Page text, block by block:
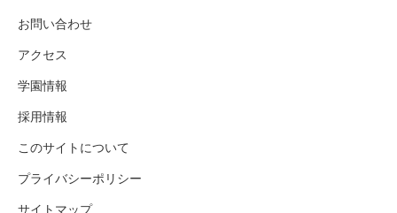
お問い合わせ
アクセス
学園情報
採用情報
このサイトについて
プライバシーポリシー
サイトマップ